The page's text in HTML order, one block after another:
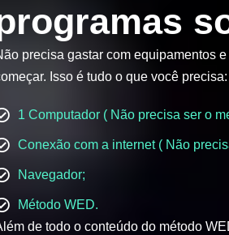
precisa gastar com equipamentos
Isso é tudo o que você precisa:
1 Computador ( Não precisa ser o
Conexão com a internet ( Não
Navegador;
Método WED.
de todo o conteúdo do método